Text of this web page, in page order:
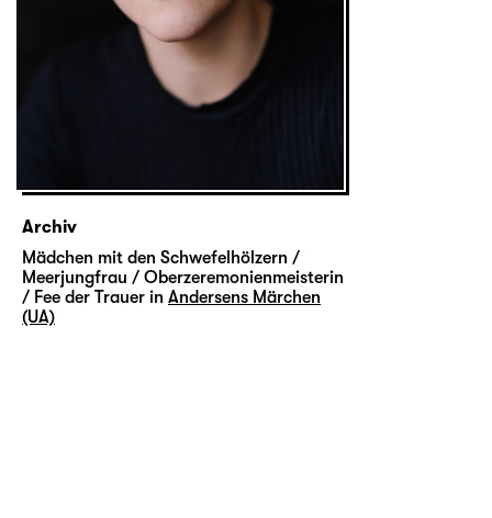
Archiv
Mädchen mit den Schwefelhölzern /
Meerjungfrau / Oberzeremonienmeisterin
/ Fee der Trauer in Andersens Märchen
(UA)